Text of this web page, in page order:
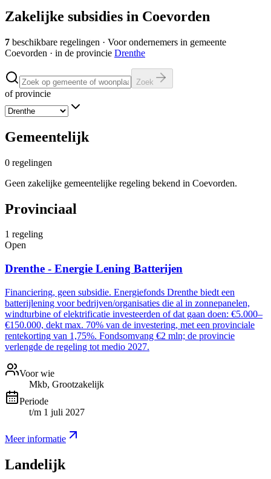
Zakelijke subsidies in Coevorden
7 beschikbare regelingen · Voor ondernemers in gemeente
Coevorden · in de provincie Drenthe
Zoek
of provincie
Gemeentelijk
0 regelingen
Geen zakelijke gemeentelijke regeling bekend in Coevorden.
Provinciaal
1 regeling
Open
Drenthe - Energie Lening Batterijen
Financiering, geen subsidie. Energiefonds Drenthe biedt een
batterijlening voor bedrijven/organisaties die al in zonnepanelen,
windturbine of elektrificatie investeerden of dat gaan doen: €5.000–
€150.000, dekt max. 70% van de investering, met een provinciale
rentekorting van 1,75%. Fondsomvang €2 mln; de provincie
verlengde de regeling tot medio 2027.
Voor wie
Mkb, Grootzakelijk
Periode
t/m 1 juli 2027
Meer informatie
Landelijk